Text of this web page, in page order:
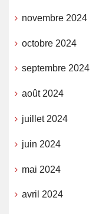
novembre 2024
octobre 2024
septembre 2024
août 2024
juillet 2024
juin 2024
mai 2024
avril 2024